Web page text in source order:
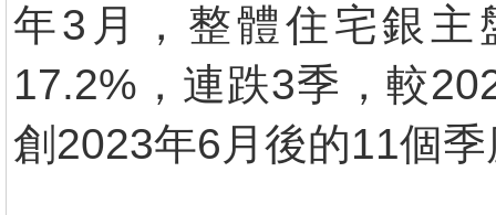
年3月，整體住宅銀主
17.2%，連跌3季，較
創2023年6月後的11個